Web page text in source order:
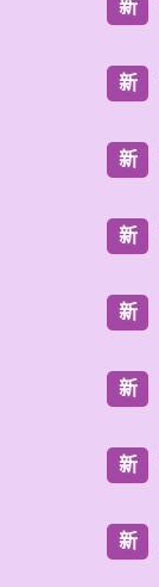
新
新
新
新
新
新
新
新